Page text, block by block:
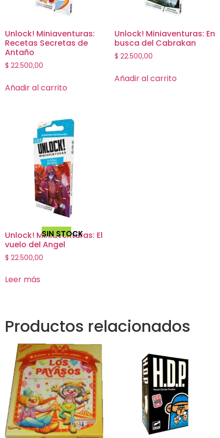
Unlock! Miniaventuras:
Recetas Secretas de
Antaño
$ 22.500,00
Añadir al carrito
Unlock! Miniaventuras: En
busca del Cabrakan
$ 22.500,00
Añadir al carrito
SIN STOCK
Unlock! Miniaventuras: El
vuelo del Angel
$ 22.500,00
Leer más
Productos relacionados